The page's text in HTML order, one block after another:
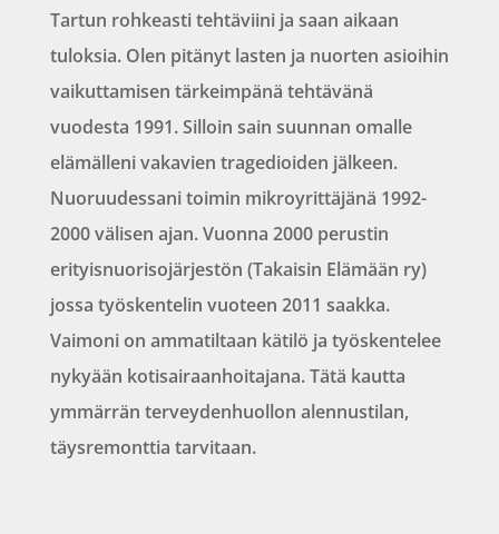
Tartun rohkeasti tehtäviini ja saan aikaan
tuloksia. Olen pitänyt lasten ja nuorten asioihin
vaikuttamisen tärkeimpänä tehtävänä
vuodesta 1991. Silloin sain suunnan omalle
elämälleni vakavien tragedioiden jälkeen.
Nuoruudessani toimin mikroyrittäjänä 1992-
2000 välisen ajan. Vuonna 2000 perustin
erityisnuorisojärjestön (Takaisin Elämään ry)
jossa työskentelin vuoteen 2011 saakka.
Vaimoni on ammatiltaan kätilö ja työskentelee
nykyään kotisairaanhoitajana. Tätä kautta
ymmärrän terveydenhuollon alennustilan,
täysremonttia tarvitaan.